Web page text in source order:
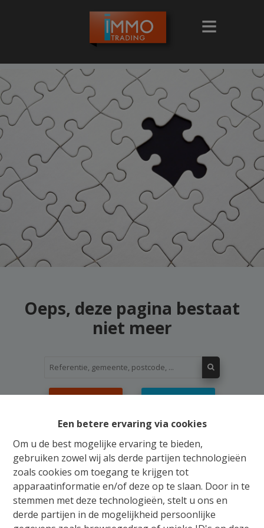
Een betere ervaring via cookies
Om u de best mogelijke ervaring te bieden,
gebruiken zowel wij als derde partijen technologieën
zoals cookies om toegang te krijgen tot
apparaatinformatie en/of deze op te slaan. Door in te
stemmen met deze technologieën, stelt u ons en
derde partijen in de mogelijkheid persoonlijke
Oeps, deze pagina bestaat
niet meer
Te koop Te huur
Gratis Schatting
Ons verkoopsteam staat u bij met raad en daad
voor de aankoop, verkoop, huur of verhuur van